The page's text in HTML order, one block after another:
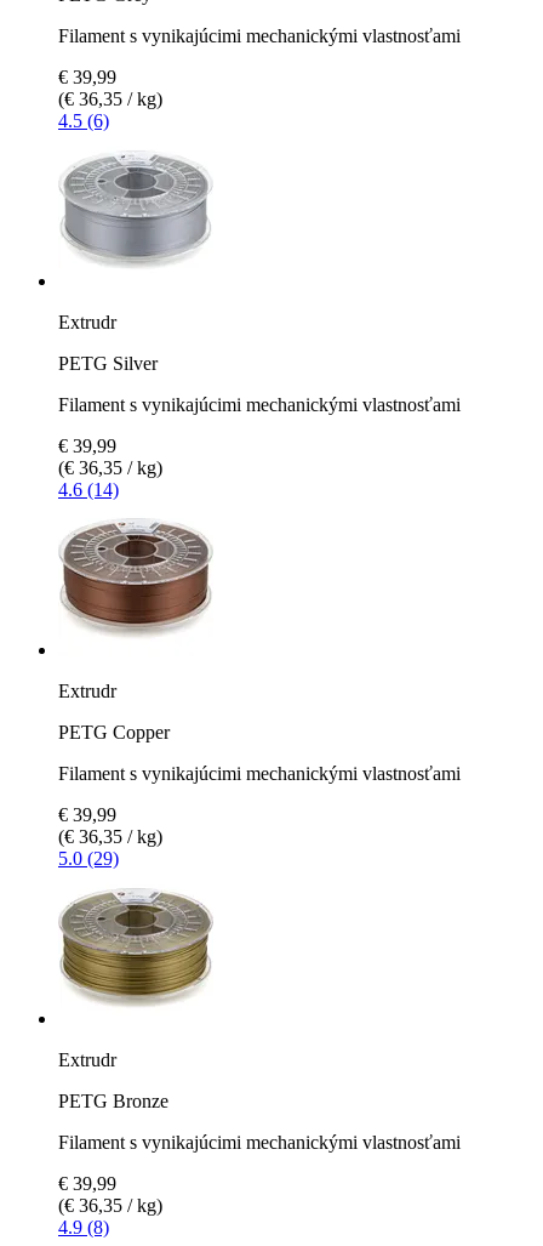
Filament s vynikajúcimi mechanickými vlastnosťami
€ 39,99
(€ 36,35 / kg)
4.5 (6)
Extrudr
PETG Silver
Filament s vynikajúcimi mechanickými vlastnosťami
€ 39,99
(€ 36,35 / kg)
4.6 (14)
Extrudr
PETG Copper
Filament s vynikajúcimi mechanickými vlastnosťami
€ 39,99
(€ 36,35 / kg)
5.0 (29)
Extrudr
PETG Bronze
Filament s vynikajúcimi mechanickými vlastnosťami
€ 39,99
(€ 36,35 / kg)
4.9 (8)